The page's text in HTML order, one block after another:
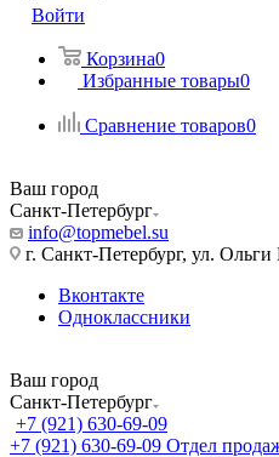
Войти
Корзина0
Избранные товары0
Сравнение товаров0
Ваш город
Санкт-Петербург
info@topmebel.su
г. Санкт-Петербург, ул. Ольги
Вконтакте
Одноклассники
Ваш город
Санкт-Петербург
+7 (921) 630-69-09
+7 (921) 630-69-09 Отдел